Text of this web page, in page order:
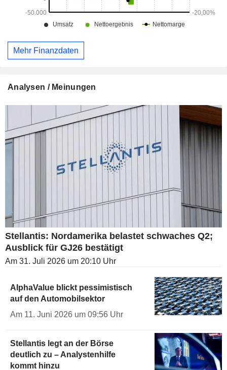
Mehr Finanzdaten
Analysen / Meinungen
Stellantis: Nordamerika belastet schwaches Q2;
Ausblick für GJ26 bestätigt
Am 31. Juli 2026 um 20:10 Uhr
AlphaValue blickt pessimistisch
auf den Automobilsektor
Am 11. Juni 2026 um 09:56 Uhr
Stellantis legt an der Börse
deutlich zu – Analystenhilfe
kommt hinzu